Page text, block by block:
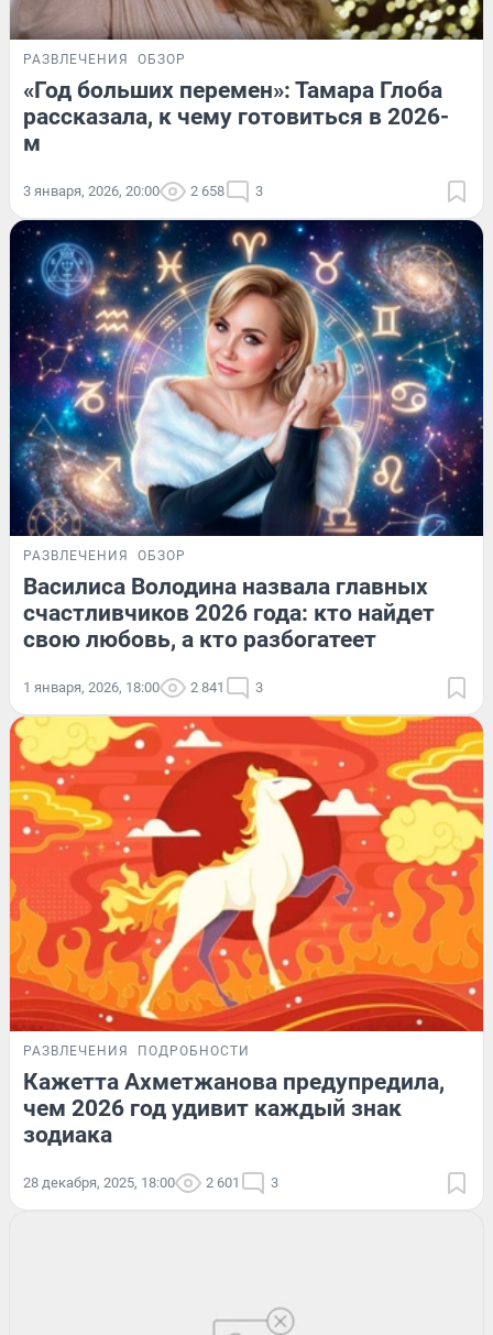
РАЗВЛЕЧЕНИЯ ОБЗОР
«Год больших перемен»: Тамара Глоба
рассказала, к чему готовиться в 2026-
м
3 января, 2026, 20:00 2 658 3
РАЗВЛЕЧЕНИЯ ОБЗОР
Василиса Володина назвала главных
счастливчиков 2026 года: кто найдет
свою любовь, а кто разбогатеет
1 января, 2026, 18:00 2 841 3
РАЗВЛЕЧЕНИЯ ПОДРОБНОСТИ
Кажетта Ахметжанова предупредила,
чем 2026 год удивит каждый знак
зодиака
28 декабря, 2025, 18:00 2 601 3